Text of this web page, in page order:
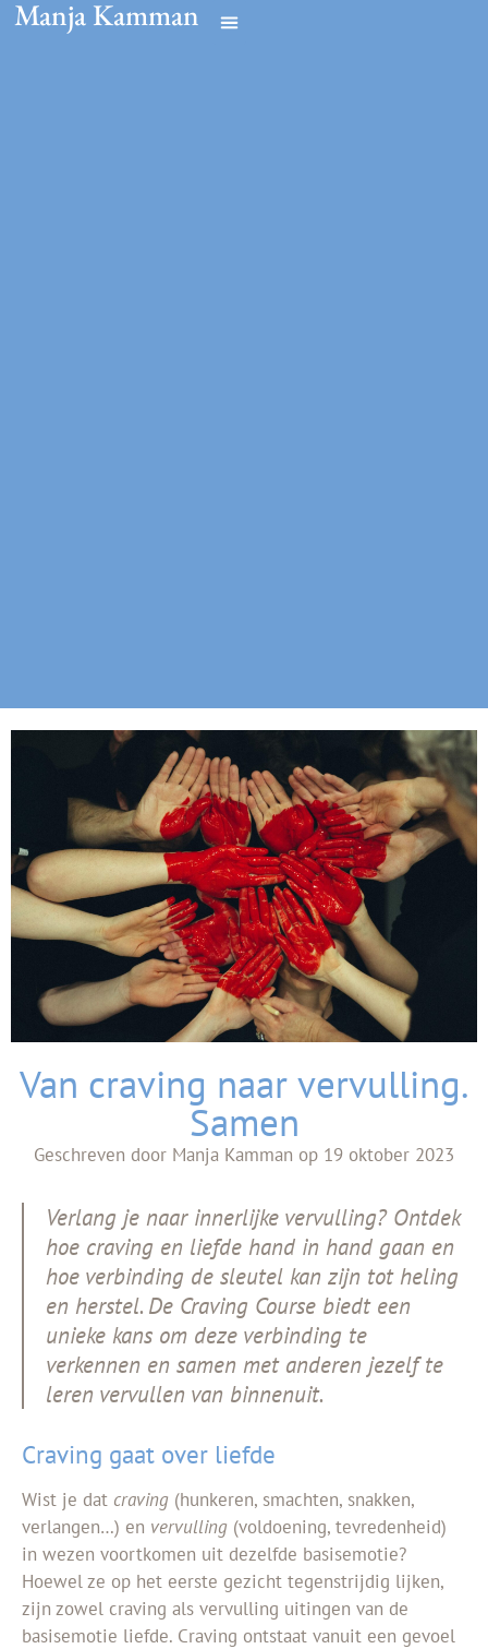
Manja Kamman
Van craving naar vervulling.
Samen
Geschreven door Manja Kamman op 19 oktober 2023
Verlang je naar innerlijke vervulling? Ontdek
hoe craving en liefde hand in hand gaan en
hoe verbinding de sleutel kan zijn tot heling
en herstel. De Craving Course biedt een
unieke kans om deze verbinding te
verkennen en samen met anderen jezelf te
leren vervullen van binnenuit.
Craving gaat over liefde
Wist je dat craving (hunkeren, smachten, snakken,
verlangen…) en vervulling (voldoening, tevredenheid)
in wezen voortkomen uit dezelfde basisemotie?
Hoewel ze op het eerste gezicht tegenstrijdig lijken,
zijn zowel craving als vervulling uitingen van de
basisemotie liefde. Craving ontstaat vanuit een gevoel